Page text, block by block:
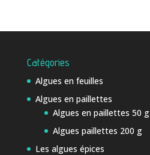
Catégories
Algues en feuilles
Algues en paillettes
Algues en paillettes 50 g
Algues paillettes 200 g
Les algues épices